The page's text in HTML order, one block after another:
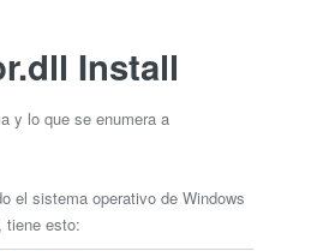
Install
y lo que se enumera a
el sistema operativo de Windows
tiene esto: